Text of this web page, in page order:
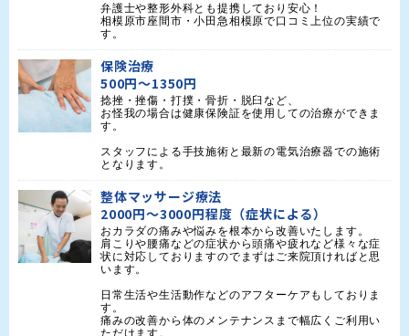
弁護士や整形外科とも提携しており安心！
相模原市座間市・小田急相模原で口コミ上位の実績で
す。
保険治療
500円～1350円
捻挫・挫傷・打撲・骨折・脱臼など、
お怪我の場合は健康保険証を使用しての治療ができま
す。
スタッフによる手技施術と最新の電気治療器での施術
となります。
整体マッサージ療法
2000円～3000円程度（症状による）
おカラダの痛みや悩みを根本から改善いたします。
肩こりや腰痛などの症状から頭痛や疲れなど様々な症
状に対応しておりますのでまずはご来院頂ければと思
います。
日常生活や生活動作などのアフターケアもしておりま
す。
痛みの改善から体のメンテナンスまで幅広くご利用い
ただけます。